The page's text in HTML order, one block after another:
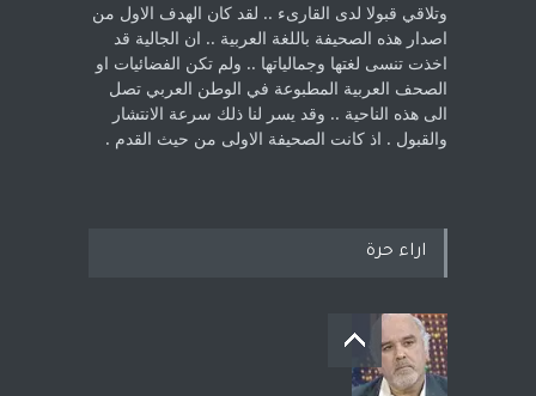
‏وتلاقي قبولا لدى القارىء ..‏ لقد كان الهدف الاول من
اصدار هذه الصحيفة باللغة العربية .. ان الجالية قد
اخذت ‏تنسى لغتها وجمالياتها .. ولم تكن الفضائيات او
الصحف العربية المطبوعة في الوطن ‏العربي تصل
الى هذه الناحية .. وقد يسر لنا ذلك سرعة الانتشار
والقبول . اذ كانت ‏الصحيفة الاولى من حيث القدم . ‏
اراء حرة